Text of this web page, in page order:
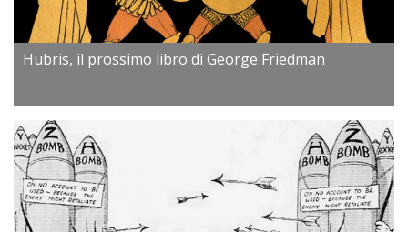
Hubris, il prossimo libro di George Friedman